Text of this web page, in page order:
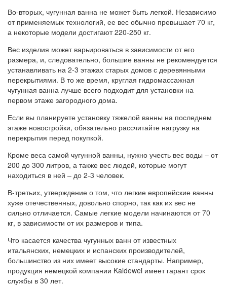
Во-вторых, чугунная ванна не может быть легкой. Независимо
от применяемых технологий, ее вес обычно превышает 70 кг,
а некоторые модели достигают 220-250 кг.
Вес изделия может варьироваться в зависимости от его
размера, и, следовательно, большие ванны не рекомендуется
устанавливать на 2-3 этажах старых домов с деревянными
перекрытиями. В то же время, круглая гидромассажная
чугунная ванна лучше всего подходит для установки на
первом этаже загородного дома.
Если вы планируете установку тяжелой ванны на последнем
этаже новостройки, обязательно рассчитайте нагрузку на
перекрытия перед покупкой.
Кроме веса самой чугунной ванны, нужно учесть вес воды – от
200 до 300 литров, а также вес людей, которые могут
находиться в ней – до 2-3 человек.
В-третьих, утверждение о том, что легкие европейские ванны
хуже отечественных, довольно спорно, так как их вес не
сильно отличается. Самые легкие модели начинаются от 70
кг, в зависимости от их размеров и типа.
Что касается качества чугунных ванн от известных
итальянских, немецких и испанских производителей,
большинство из них имеет высокие стандарты. Например,
продукция немецкой компании Kaldewei имеет гарант срок
службы в 30 лет.